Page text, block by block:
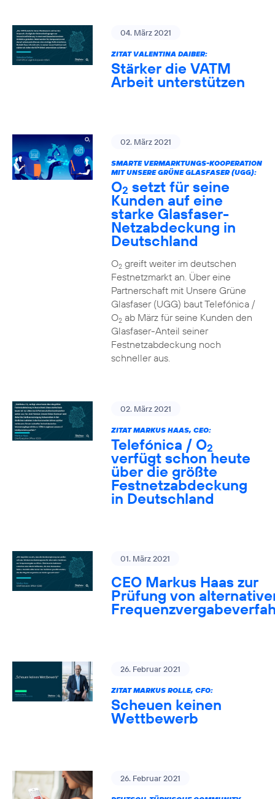
04. März 2021
ZITAT VALENTINA DAIBER:
Stärker die VATM
Arbeit unterstützen
02. März 2021
SMARTE VERMARKTUNGS-KOOPERATION
MIT UNSERE GRÜNE GLASFASER (UGG):
O2 setzt für seine
Kunden auf eine
starke Glasfaser-
Netzabdeckung in
Deutschland
O2greift weiter im deutschen
Festnetzmarkt an. Über eine
Partnerschaft mit Unsere Grüne
Glasfaser (UGG) baut Telefónica /
O2ab März für seine Kunden den
Glasfaser-Anteil seiner
Festnetzabdeckung noch
schneller aus.
02. März 2021
ZITAT MARKUS HAAS, CEO:
Telefónica / O2
verfügt schon heute
über die größte
Festnetzabdeckung
in Deutschland
01. März 2021
CEO Markus Haas zur
Prüfung von
26. Februar 2021
ZITAT MARKUS ROLLE, CFO:
Scheuen keinen
Wettbewerb
26. Februar 2021